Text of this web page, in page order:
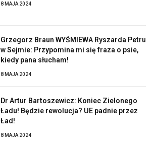
8 MAJA 2024
Grzegorz Braun WYŚMIEWA Ryszarda Petru
w Sejmie: Przypomina mi się fraza o psie,
kiedy pana słucham!
8 MAJA 2024
Dr Artur Bartoszewicz: Koniec Zielonego
Ładu! Będzie rewolucja? UE padnie przez
Ład!
8 MAJA 2024